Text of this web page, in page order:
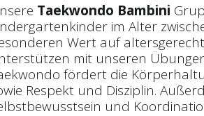
Taekwondo Bambini
im Alter
Wert auf
mit unseren
fördert die
Respekt und Disziplin.
und